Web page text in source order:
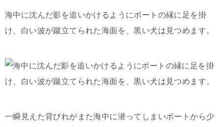
海中に沈んだ影を追いかけるようにボートの縁に足を掛
け、白い波が蹴立てられた海面を、黒い犬は見つめます。
一瞬見えた背びれがまた海中に潜ってしまいボートから少